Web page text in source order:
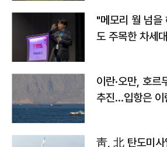
"메모리 월 넘
도 주목한 차세
이란·오만, 호르
추진…입항은 이
靑, 北 탄도미사